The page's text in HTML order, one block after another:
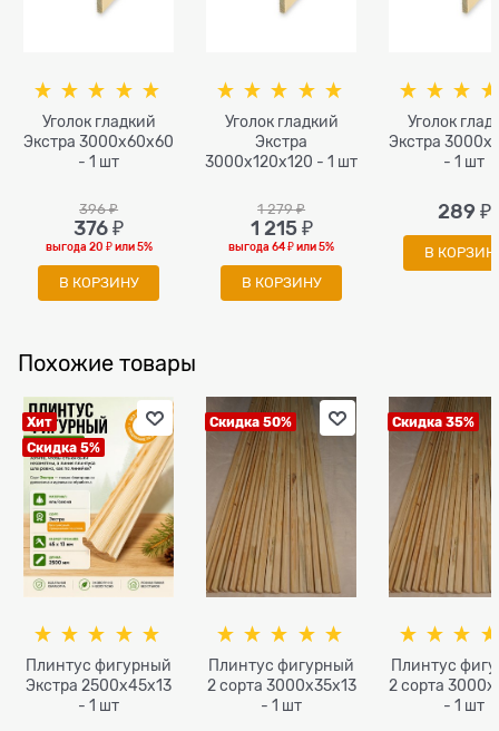
Уголок гладкий
Экстра 3000x60x60
- 1 шт
396 ₽
376 ₽
выгода 20 ₽или5%
В КОРЗИНУ
Уголок гладкий
Экстра
3000x120x120 - 1 шт
1 279 ₽
1 215 ₽
выгода64 ₽или5%
В КОРЗИНУ
Уголок
Экстра
- 1 шт
289 ₽
В
Похожие товары
Хит
Скидка 5%
Плинтус фигурный
Экстра 2500x45х13
- 1 шт
Скидка 50%
Плинтус фигурный
2 сорта 3000х35х13
- 1 шт
Скидка 35%
Плинтус
2 сорта
- 1 шт